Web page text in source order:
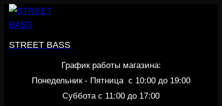
Перейти
STREET BASS
График работы магазина:
Понедельник - Пятница c 10:00 до 19:00
Суббота с 11:00 до 17:00